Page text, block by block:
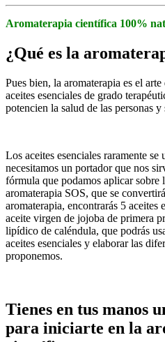
Aromaterapia científica 100%
¿Qué es la
Pues bien, la aromaterapia es el
aceites esenciales de grado
potencien la salud de las personas y
Los aceites esenciales raramente
necesitamos un portador que nos
fórmula que podamos aplicar sobre
aromaterapia SOS, que se
aromaterapia, encontrarás 5 aceites
aceite virgen de jojoba de primera
lipídico de caléndula, que podrás
aceites esenciales y elaborar las
proponemos.
Tienes en tus manos
para iniciarte en la